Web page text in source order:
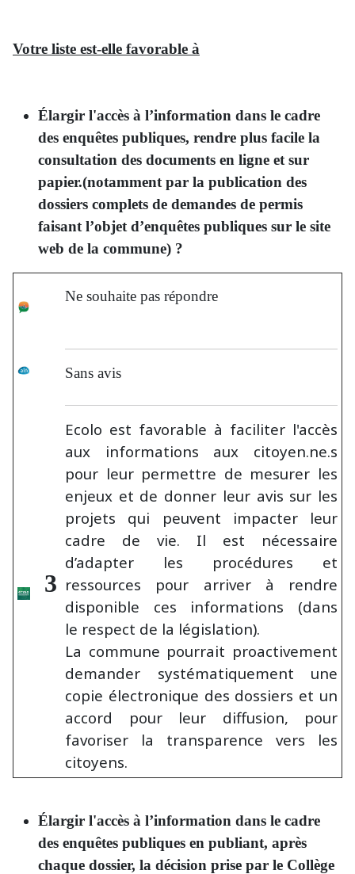
Votre liste est-elle favorable à
Élargir l'accès à l’information dans le cadre
des enquêtes publiques, rendre plus facile la
consultation des documents en ligne et sur
papier.(notamment par la publication des
dossiers complets de demandes de permis
faisant l’objet d’enquêtes publiques sur le site
web de la commune) ?
Ne souhaite pas répondre
Sans avis
3
Ecolo est favorable à faciliter l'accès
aux informations aux citoyen.ne.s
pour leur permettre de mesurer les
enjeux et de donner leur avis sur les
projets qui peuvent impacter leur
cadre de vie. Il est nécessaire
d’adapter les procédures et
ressources pour arriver à rendre
disponible ces informations (dans
le respect de la législation).
La commune pourrait proactivement
demander systématiquement une
copie électronique des dossiers et un
accord pour leur diffusion, pour
favoriser la transparence vers les
citoyens.
Élargir l'accès à l’information dans le cadre
des enquêtes publiques en publiant, après
chaque dossier, la décision prise par le Collège